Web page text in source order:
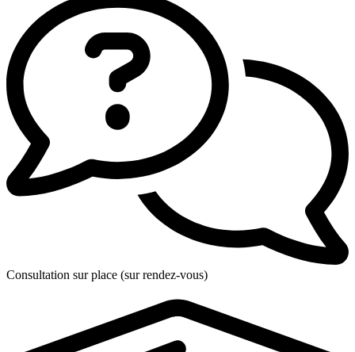
Consultation sur place (sur rendez-vous)